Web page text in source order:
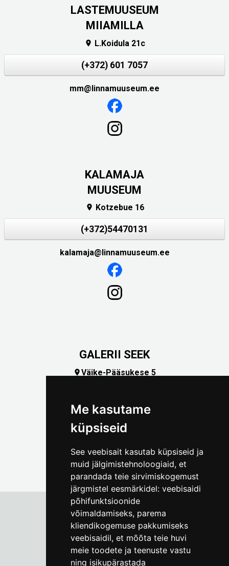
Me kasutame
küpsiseid
See veebisait kasutab küpsiseid ja
muid jälgimistehnoloogiaid, et
parandada teie sirvimiskogemust
järgmistel eesmärkidel: veebisaidi
põhifunktsioonide
võimaldamiseks, parema
kliendikogemuse pakkumiseks
veebisaidil, et mõõta teie huvi
meie toodete ja teenuste vastu
ning isikupärastada
LASTEMUUSEUM
MIIAMILLA
 L.Koidula 21c
(+372) 601 7057
mm@linnamuuseum.ee
KALAMAJA
MUUSEUM
 Kotzebue 16
(+372)54470131
kalamaja@linnamuuseum.ee
GALERII SEEK
Väike-Pääsukese 5
Tallinna Linnamuuseum
Vene 17